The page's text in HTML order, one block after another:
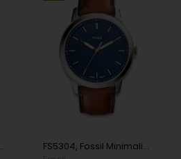
Herre m/rem FS5304, Fossil Minimalist Quartz Herre m/rem